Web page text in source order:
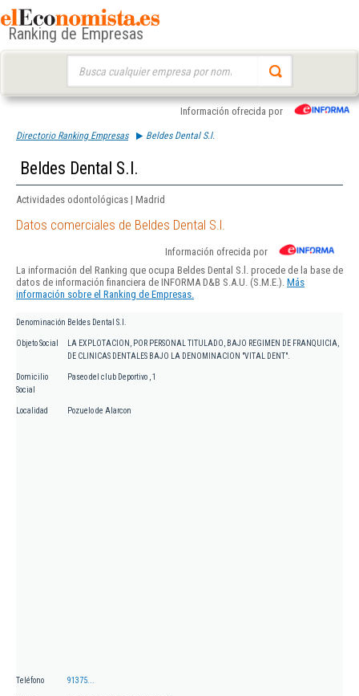
Ranking de Empresas
Información ofrecida por
Directorio Ranking Empresas Beldes Dental S.l.
Beldes Dental S.l.
Actividades odontológicas | Madrid
Datos comerciales de Beldes Dental S.l.
Información ofrecida por
La información del Ranking que ocupa Beldes Dental S.l. procede de la base de
datos de información financiera de INFORMA D&B S.A.U. (S.M.E.). Más
información sobre el Ranking de Empresas.
Denominación Beldes Dental S.l.
Objeto Social
LA EXPLOTACION, POR PERSONAL TITULADO, BAJO REGIMEN DE FRANQUICIA,
DE CLINICAS DENTALES BAJO LA DENOMINACION "VITAL DENT".
Domicilio
Social
Paseo del club Deportivo , 1
Localidad Pozuelo de Alarcon
Teléfono 91375...